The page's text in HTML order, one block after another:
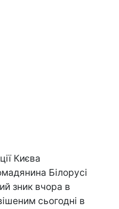
Києва
Білорусі
зник вчора в
сьогодні в